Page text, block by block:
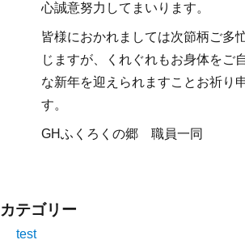
心誠意努力してまいります。
皆様におかれましては次節柄ご多
じますが、くれぐれもお身体をご
な新年を迎えられますことお祈り
す。
GHふくろくの郷 職員一同
カテゴリー
test